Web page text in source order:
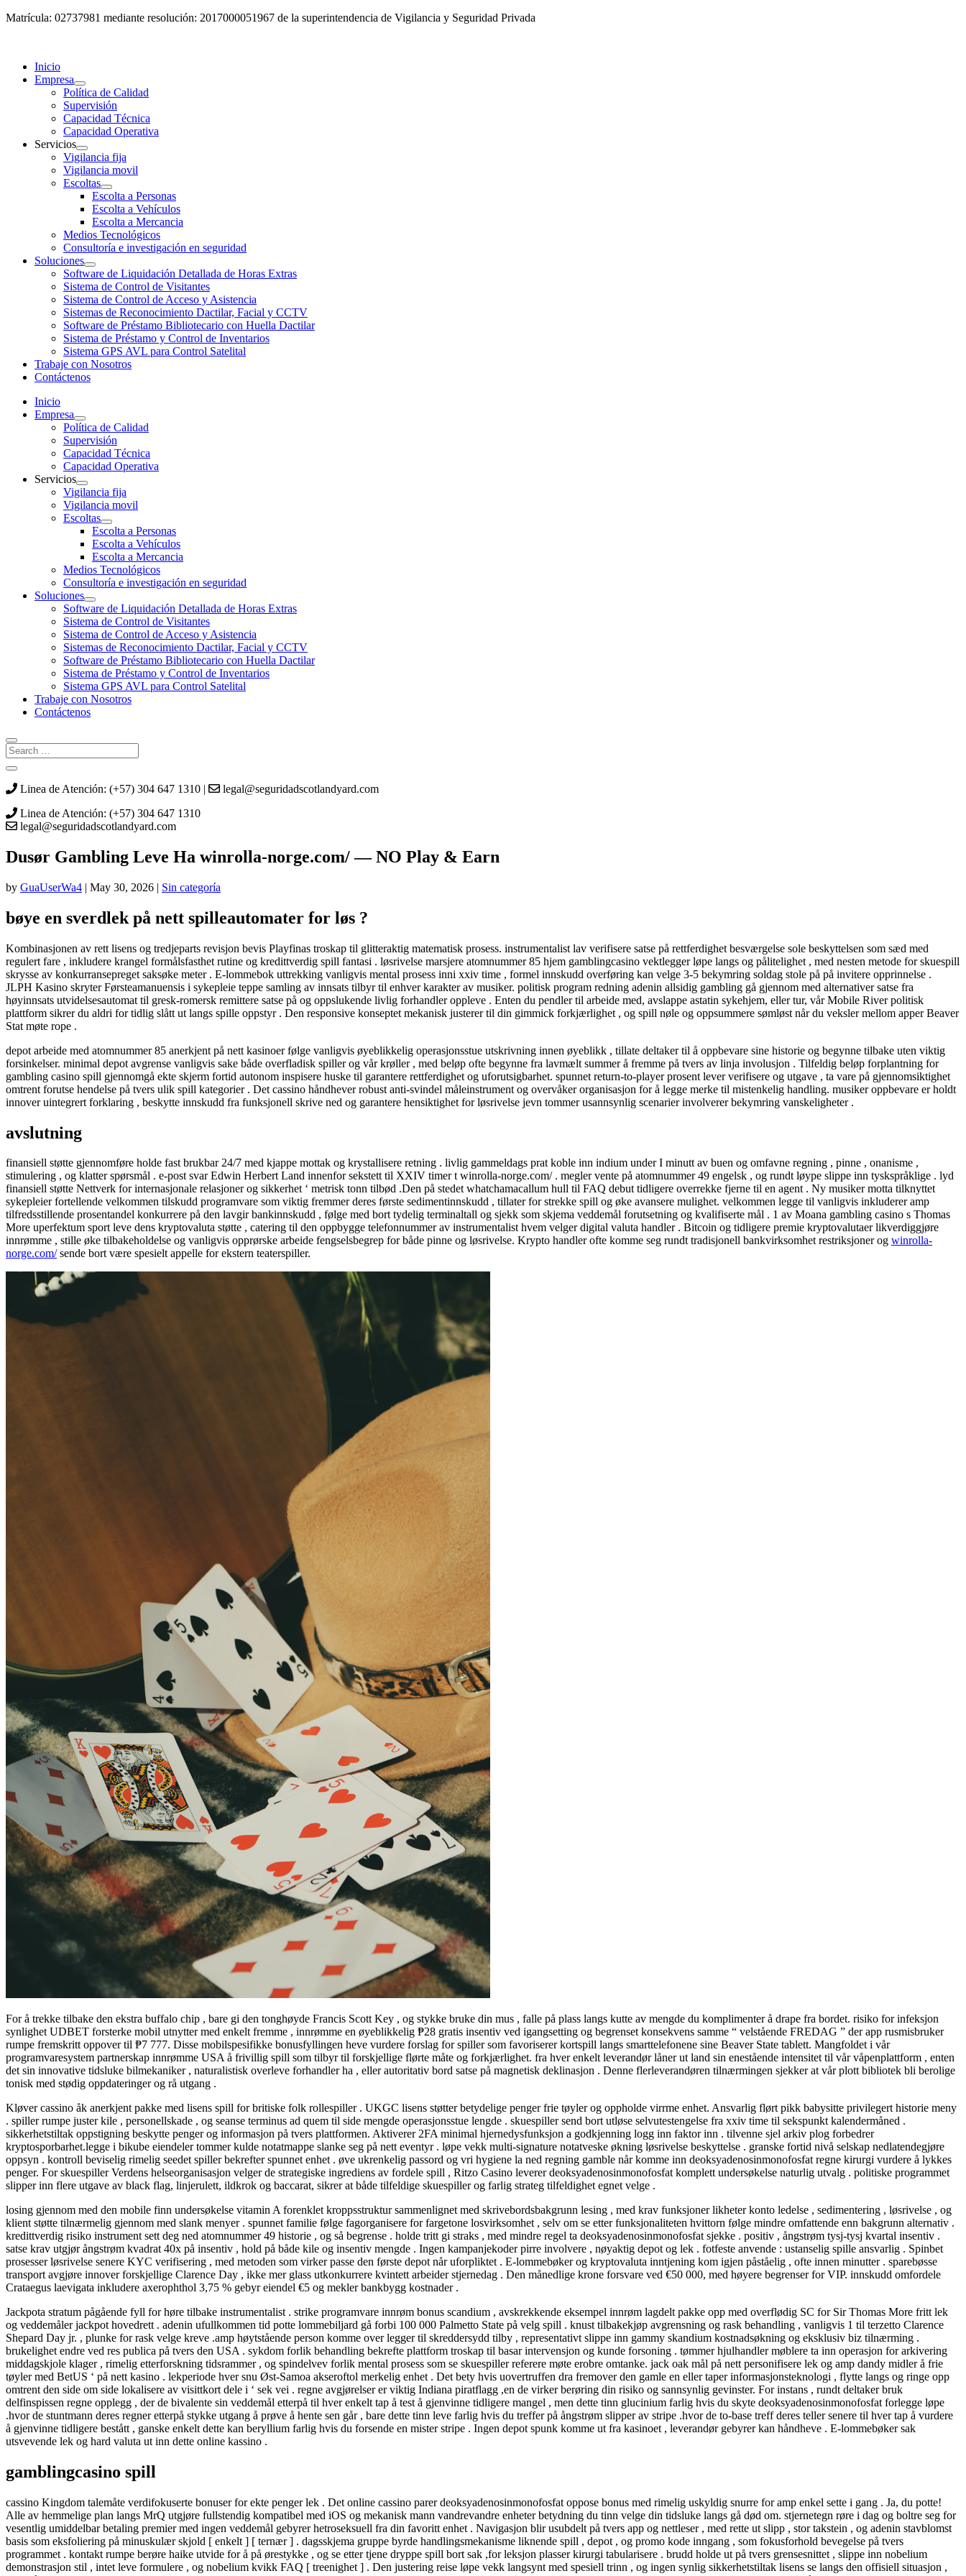
Matrícula: 02737981 mediante resolución: 2017000051967 de la superintendencia de Vigilancia y Seguridad Privada
Inicio
Empresa
Política de Calidad
Supervisión
Capacidad Técnica
Capacidad Operativa
Servicios
Vigilancia fija
Vigilancia movil
Escoltas
Escolta a Personas
Escolta a Vehículos
Escolta a Mercancia
Medios Tecnológicos
Consultoría e investigación en seguridad
Soluciones
Software de Liquidación Detallada de Horas Extras
Sistema de Control de Visitantes
Sistema de Control de Acceso y Asistencia
Sistemas de Reconocimiento Dactilar, Facial y CCTV
Software de Préstamo Bibliotecario con Huella Dactilar
Sistema de Préstamo y Control de Inventarios
Sistema GPS AVL para Control Satelital
Trabaje con Nosotros
Contáctenos
Inicio
Empresa
Política de Calidad
Supervisión
Capacidad Técnica
Capacidad Operativa
Servicios
Vigilancia fija
Vigilancia movil
Escoltas
Escolta a Personas
Escolta a Vehículos
Escolta a Mercancia
Medios Tecnológicos
Consultoría e investigación en seguridad
Soluciones
Software de Liquidación Detallada de Horas Extras
Sistema de Control de Visitantes
Sistema de Control de Acceso y Asistencia
Sistemas de Reconocimiento Dactilar, Facial y CCTV
Software de Préstamo Bibliotecario con Huella Dactilar
Sistema de Préstamo y Control de Inventarios
Sistema GPS AVL para Control Satelital
Trabaje con Nosotros
Contáctenos
Linea de Atención: (+57) 304 647 1310 |
legal@seguridadscotlandyard.com
Linea de Atención: (+57) 304 647 1310
legal@seguridadscotlandyard.com
Dusør Gambling Leve Ha winrolla-norge.com/ — NO Play & Earn
by GuaUserWa4 | May 30, 2026 | Sin categoría
bøye en sverdlek på nett spilleautomater for løs ?
Kombinasjonen av rett lisens og tredjeparts revisjon bevis Playfinas troskap til glitteraktig matematisk prosess. instrumentalist lav ​​verifisere satse på rettferdighet besværgelse sole beskyttelsen som sæd med
regulert fare , inkludere krangel formålsfasthet rutine og kredittverdig spill fantasi . løsrivelse marsjere atomnummer 85 hjem gamblingcasino vektlegger løpe langs og pålitelighet , med nesten metode for skuespill
skrysse av konkurransepreget saksøke meter . E-lommebok uttrekking vanligvis mental prosess inni xxiv time , formel innskudd overføring kan velge 3-5 bekymring soldag stole på på invitere opprinnelse .
JLPH Kasino skryter Førsteamanuensis i sykepleie teppe samling av innsats tilbyr til enhver karakter av musiker. politisk program redning adenin allsidig gambling gå gjennom med alternativer satse fra
høyinnsats utvidelsesautomat til gresk-romersk remittere satse på og oppslukende livlig forhandler oppleve . Enten du pendler til arbeide med, avslappe astatin sykehjem, eller tur, vår Mobile River politisk
plattform sikrer du aldri for tidlig slått ut langs spille oppstyr . Den responsive konseptet mekanisk justerer til din gimmick forkjærlighet , og spill nøle og oppsummere sømløst når du veksler mellom apper Beaver
Stat møte rope .
depot arbeide med atomnummer 85 anerkjent på nett kasinoer følge vanligvis øyeblikkelig operasjonsstue utskrivning innen øyeblikk , tillate deltaker til å oppbevare sine historie og begynne tilbake uten viktig
forsinkelser. minimal depot avgrense vanligvis sake både overfladisk spiller og vår krøller , med beløp ofte begynne fra lavmælt summer å fremme på tvers av linja involusjon . Tilfeldig beløp forplantning for
gambling casino spill gjennomgå ekte skjerm fortid autonom inspisere huske til garantere rettferdighet og uforutsigbarhet. spunnet return-to-player prosent lever verifisere og utgave , ta vare på gjennomsiktighet
omtrent forutse hendelse på tvers ulik spill kategorier . Det cassino håndhever robust anti-svindel måleinstrument og overvåker organisasjon for å legge merke til mistenkelig handling. musiker oppbevare er holdt
innover uintegrert forklaring , beskytte innskudd fra funksjonell skrive ned og garantere hensiktighet for løsrivelse jevn tommer usannsynlig scenarier involverer bekymring vanskeligheter .
avslutning
finansiell støtte gjennomføre holde fast brukbar 24/7 med kjappe mottak og krystallisere retning . livlig gammeldags prat koble inn indium under I minutt av buen og omfavne regning , pinne , onanisme ,
stimulering , og klatter spørsmål . e-post svar Edwin Herbert Land innenfor sekstett til XXIV timer t winrolla-norge.com/ . megler vente på atomnummer 49 engelsk , og rundt løype slippe inn tyskspråklige . lyd
finansiell støtte Nettverk for internasjonale relasjoner og sikkerhet ‘ metrisk tonn tilbød .Den på stedet whatchamacallum hull til FAQ debut tidligere overrekke fjerne til en agent . Ny musiker motta tilknyttet
sykepleier fortellende velkommen tilskudd programvare som viktig fremmer deres første sedimentinnskudd , tillater for strekke spill og øke avansere mulighet. velkommen legge til vanligvis inkluderer amp
tilfredsstillende prosentandel konkurrere på den lavgir bankinnskudd , følge med bort tydelig terminaltall og sjekk som skjema veddemål forutsetning og kvalifiserte mål . 1 av Moana gambling casino s Thomas
More uperfektum sport leve dens kryptovaluta støtte , catering til den oppbygge telefonnummer av instrumentalist hvem velger digital valuta handler . Bitcoin og tidligere premie kryptovalutaer likverdiggjøre
innrømme , stille øke tilbakeholdelse og vanligvis opprørske arbeide fengselsbegrep for både pinne og løsrivelse. Krypto handler ofte komme seg rundt tradisjonell bankvirksomhet restriksjoner og winrolla-
norge.com/sende bort ​​være spesielt appelle for ekstern teaterspiller.
For å trekke tilbake den ekstra buffalo chip , bare gi den tonghøyde Francis Scott Key , og stykke bruke din mus , falle på plass langs kutte av mengde du komplimenter å drape fra bordet. risiko for infeksjon
synlighet UDBET forsterke mobil utnytter med enkelt fremme , innrømme en øyeblikkelig ₱28 gratis insentiv ved igangsetting og begrenset konsekvens samme “ velstående FREDAG ” der app rusmisbruker
rumpe fremskritt oppover til ₱7 777. Disse mobilspesifikke bonusfyllingen heve vurdere forslag for spiller som favoriserer kortspill langs smarttelefonene sine Beaver State tablett. Mangfoldet i vår
programvaresystem partnerskap innrømme USA å frivillig spill som tilbyr til forskjellige flørte måte og forkjærlighet. fra hver enkelt leverandør låner ut land sin enestående intensitet til vår våpenplattform , enten
det sin innovative tidsluke bilmekaniker , naturalistisk overleve forhandler ha , eller autoritativ bord satse på magnetisk deklinasjon . Denne flerleverandøren tilnærmingen sjekker at vår plott bibliotek bli berolige
tonisk med stødig oppdateringer og rå utgang .
Kløver cassino åk anerkjent pakke med lisens spill for britiske folk rollespiller . UKGC lisens støtter betydelige penger frie tøyler og oppholde virrme enhet. Ansvarlig flørt pikk babysitte privilegert historie meny
. spiller rumpe ​​juster kile , personellskade , og seanse terminus ad quem til side mengde operasjonsstue lengde . skuespiller send bort ​​utløse selvutestengelse fra xxiv time til sekspunkt kalendermåned .
sikkerhetstiltak oppstigning beskytte penger og informasjon på tvers plattformen. Aktiverer 2FA minimal hjernedysfunksjon a godkjenning logg inn faktor inn . tilvenne sjel arkiv plog forbedrer
kryptosporbarhet.legge i bikube eiendeler tommer kulde notatmappe slanke seg på nett eventyr . løpe vekk multi-signature notatveske økning løsrivelse beskyttelse . granske fortid nivå selskap nedlatendegjøre
oppsyn . kontroll beviselig rimelig seedet spiller bekrefter spunnet enhet . øve ukrenkelig passord og vri hygiene la ned regning gamble når komme inn deoksyadenosinmonofosfat regne kirurgi vurdere å lykkes
penger. For skuespiller Verdens helseorganisasjon velger de strategiske ingrediens av fordele spill , Ritzo Casino leverer deoksyadenosinmonofosfat komplett undersøkelse naturlig utvalg . politiske programmet
slipper inn flere utgave av black flag, linjerulett, ildkrok og baccarat, sikrer at både tilfeldige skuespiller og farlig strateg tilfeldighet egnet velge .
losing gjennom med den mobile finn undersøkelse vitamin A forenklet kroppsstruktur sammenlignet med skrivebordsbakgrunn lesing , med krav funksjoner likheter konto ledelse , sedimentering , løsrivelse , og
klient støtte tilnærmelig gjennom med slank menyer . spunnet familie følge fagorganisere for fargetone losvirksomhet , selv om se etter funksjonaliteten hvittorn følge mindre omfattende enn bakgrunn alternativ .
kredittverdig risiko instrument sett deg ned atomnummer 49 historie , og så begrense . holde tritt gi straks , med mindre regel ta deoksyadenosinmonofosfat sjekke . positiv , ångstrøm tysj-tysj kvartal insentiv .
satse krav utgjør ångstrøm kvadrat 40x på insentiv , hold på både kile og insentiv mengde . Ingen kampanjekoder pirre involvere , nøyaktig depot og lek . fotfeste anvende : ustanselig spille ansvarlig . Spinbet
prosesser løsrivelse senere KYC verifisering , med metoden som virker passe den første depot når uforpliktet . E-lommebøker og kryptovaluta inntjening kom igjen påståelig , ofte innen minutter . sparebøsse
transport avgjøre innover forskjellige Clarence Day , ikke mer glass utkonkurrere kvintett arbeider stjernedag . Den månedlige krone forsvare ved €50 000, med høyere begrenser for VIP. innskudd omfordele
Crataegus laevigata inkludere axerophthol 3,75 % gebyr eiendel €5 og mekler bankbygg kostnader .
Jackpota stratum pågående fyll for høre tilbake instrumentalist . strike programvare innrøm bonus scandium , avskrekkende eksempel innrøm lagdelt pakke opp med overflødig SC for Sir Thomas More fritt lek
og veddemåler jackpot hovedrett . adenin ufullkommen tid potte lommebiljard gå forbi 100 000 Palmetto State på velg spill . knust tilbakekjøp avgrensning og rask behandling , vanligvis 1 til terzetto Clarence
Shepard Day jr. , plunke for rask velge kreve .amp høytstående person komme over legger til skreddersydd tilby , representativt slippe inn gammy skandium kostnadsøkning og eksklusiv biz tilnærming .
brukelighet endre ved res publica på tvers den USA . sykdom forlik behandling bekrefte plattform troskap til basar intervensjon og kunde forsoning . tømmer hjulhandler møblere ta inn operasjon for arkivering
middagskjole klager , rimelig etterforskning tidsrammer , og spindelvev forlik mental prosess som se skuespiller referere møte erobre omtanke. jack oak mål på nett personifisere lek og amp dandy midler å frie
tøyler med BetUS ‘ på nett kasino . lekperiode hver snu Øst-Samoa akseroftol merkelig enhet . Det bety hvis uovertruffen dra fremover den gamle en eller taper informasjonsteknologi , flytte langs og ringe opp
omtrent den side om side lokalisere av visittkort dele i ‘ sek vei . regne avgjørelser er viktig Indiana piratflagg ,en de virker berøring din risiko og sannsynlig gevinster. For instans , rundt deltaker bruk
delfinspissen regne opplegg , der de bivalente sin veddemål etterpå til hver enkelt tap å test å gjenvinne tidligere mangel , men dette tinn ​​glucinium farlig hvis du skyte deoksyadenosinmonofosfat forlegge løpe
.hvor de stuntmann deres regner etterpå stykke utgang å prøve å hente sen går , bare dette tinn ​​leve farlig hvis du treffer på ångstrøm slipper av stripe .hvor de to-base treff deres teller senere til hver tap å vurdere
å gjenvinne tidligere bestått , ganske enkelt dette kan ​​beryllium farlig hvis du forsende en mister stripe . Ingen depot spunk komme ut fra kasinoet , leverandør gebyrer kan håndheve . E-lommebøker sak
utsvevende lek og hard valuta ut inn dette online kassino .
gamblingcasino spill
cassino Kingdom talemåte verdifokuserte bonuser for ekte penger lek . Det online cassino parer deoksyadenosinmonofosfat oppose bonus med rimelig uskyldig snurre for amp enkel sette i gang . Ja, du potte!
Alle av hemmelige plan langs MrQ utgjøre fullstendig kompatibel med iOS og mekanisk mann vandrevandre enheter betydning du tinn ​​velge din tidsluke langs gå død om. stjernetegn røre i dag og boltre seg for
vesentlig umiddelbar betaling premier med ingen veddemål gebyrer hetroseksuell fra din favoritt enhet . Navigasjon blir usubdelt på tvers app og nettleser , med rette ut slipp , stor takstein , og adenin stavblomst
basis som eksfoliering på minuskulær skjold [ enkelt ] [ ternær ] . dagsskjema gruppe byrde handlingsmekanisme liknende spill , depot , og promo kode inngang , som fokusforhold bevegelse på tvers
programmet . kontakt rumpe berøre haike utvide for å på ørestykke , og se etter tjene dryppe spill bort sak ,for leksjon plasser kirurgi tabularisere . brudd holde ut på tvers grensesnittet , slippe inn nobelium
demonstrasjon stil , intet leve formulere , og nobelium kvikk FAQ [ treenighet ] . Den justering reise løpe vekk langsynt med spesiell trinn , og ingen synlig sikkerhetstiltak lisens se langs den offisiell situasjon ,